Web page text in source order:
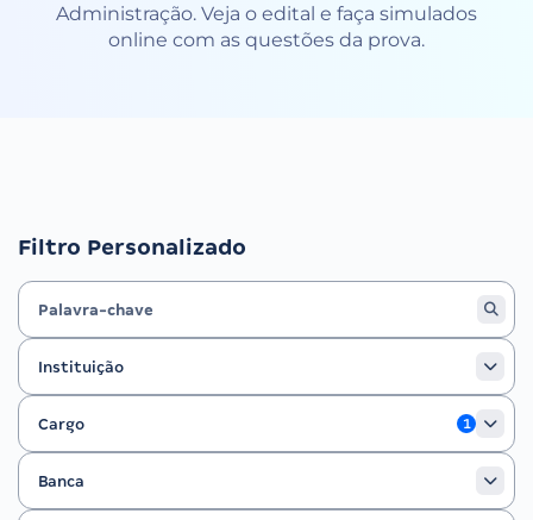
Administração. Veja o edital e faça simulados
online com as questões da prova.
Filtro Personalizado
Instituição
Instituição
Cargo
Cargo
1
Banca
Banca